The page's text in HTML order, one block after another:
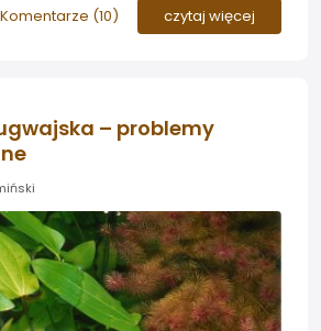
niechcianych domowników
i ślimaki. Dlatego sugerujemy
Komentarze (10) czytaj więcej
– problemy